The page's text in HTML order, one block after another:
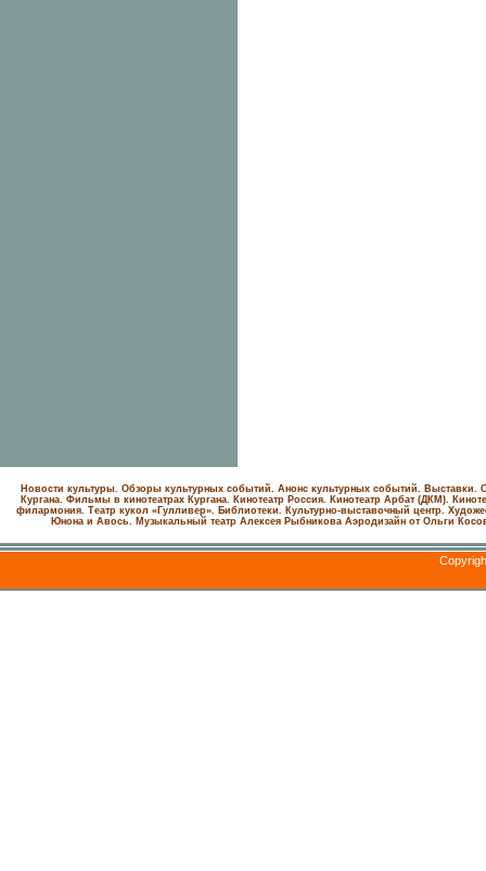
Новости культуры. Обзоры культурных событий. Анонс культурных событий. Выставки.
Кургана. Фильмы в кинотеатрах Кургана.
Кинотеатр Россия. Кинотеатр Арбат (ДКМ).
филармония. Театр кукол «Гулливер». Библиотеки. Культурно-выставочный центр.
Юнона и Авось. Музыкальный театр Алексея Рыбникова Аэродизайн от Ольги